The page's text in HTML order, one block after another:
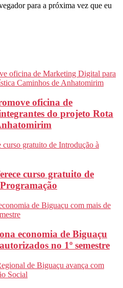
para a próxima vez que eu
oficina de
do projeto Rota
curso gratuito de
economia de Biguaçu
no 1º semestre